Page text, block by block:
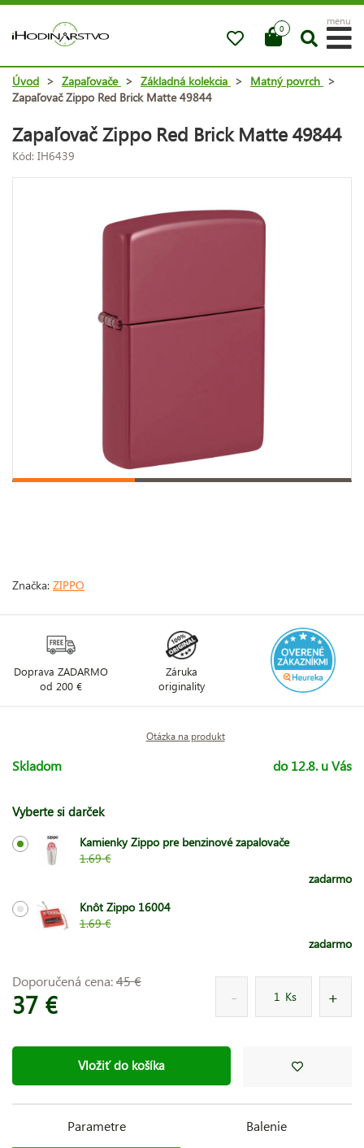
0
menu
Úvod > Zapaľovače > Základná kolekcia > Matný povrch >
Zapaľovač Zippo Red Brick Matte 49844
Zapaľovač Zippo Red Brick Matte 49844
Kód: IH6439
Značka: ZIPPO
Doprava ZADARMO
od 200 €
Záruka
originality
Otázka na produkt
Skladom do 12.8. u Vás
Vyberte si darček
Kamienky Zippo pre benzinové zapalovače
1.69 €
zadarmo
Knôt Zippo 16004
1.69 €
zadarmo
Doporučená cena:45 €
37 € Ks
Vložiť do košíka
Parametre Balenie